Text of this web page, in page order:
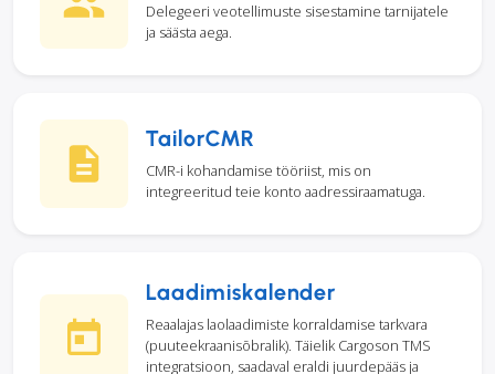
Delegeeri veotellimuste sisestamine tarnijatele
ja säästa aega.
TailorCMR
CMR-i kohandamise tööriist, mis on
integreeritud teie konto aadressiraamatuga.
Laadimiskalender
Reaalajas laolaadimiste korraldamise tarkvara
(puuteekraanisõbralik). Täielik Cargoson TMS
integratsioon, saadaval eraldi juurdepääs ja